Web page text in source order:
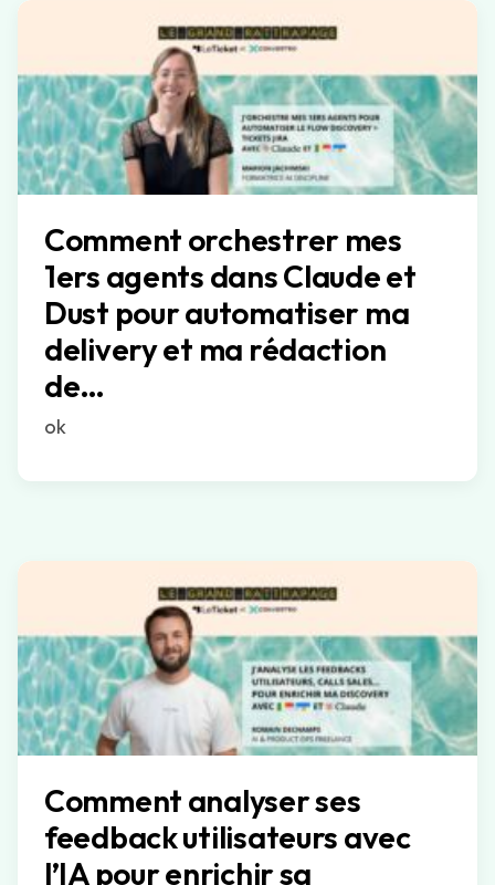
Comment orchestrer mes
1ers agents dans Claude et
Dust pour automatiser ma
delivery et ma rédaction
de…
ok
Comment analyser ses
feedback utilisateurs avec
l’IA pour enrichir sa